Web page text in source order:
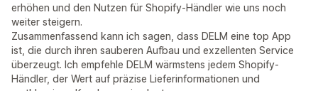
erhöhen und den Nutzen für Shopify-Händler wie uns noch
weiter steigern.
Zusammenfassend kann ich sagen, dass DELM eine top App
ist, die durch ihren sauberen Aufbau und exzellenten Service
überzeugt. Ich empfehle DELM wärmstens jedem Shopify-
Händler, der Wert auf präzise Lieferinformationen und